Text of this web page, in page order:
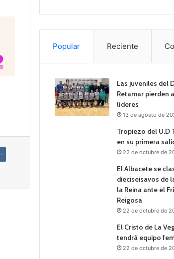
Popular Reciente
Las juveniles del
Retamar pierden
líderes
13 de agosto de
Tropiezo del U.D
en su primera
22 de octubre de
El Albacete se
dieciseisavos de
la Reina ante el
Reigosa
22 de octubre de
El Cristo de La
tendrá equipo
22 de octubre de